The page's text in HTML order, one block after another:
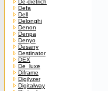
De-dietrich
Defa
Dell
Delonghi
Denon
Denpa
Denyo
Desany
Destinator
DEX
De_luxe
Diframe
Digilyzer
Digitalway